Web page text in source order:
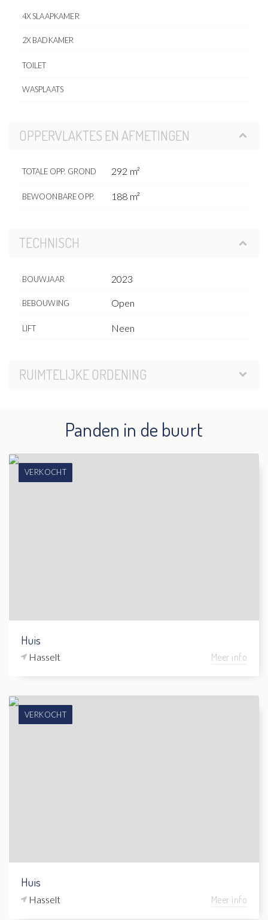
4X SLAAPKAMER
2X BADKAMER
TOILET
WASPLAATS
OPPERVLAKTES EN AFMETINGEN
TOTALE OPP. GROND 292 m²
BEWOONBARE OPP. 188 m²
TECHNISCH
BOUWJAAR 2023
BEBOUWING Open
LIFT Neen
RUIMTELIJKE ORDENING
Panden in de buurt
VERKOCHT
Huis
Hasselt Meer info
VERKOCHT
Huis
Hasselt Meer info